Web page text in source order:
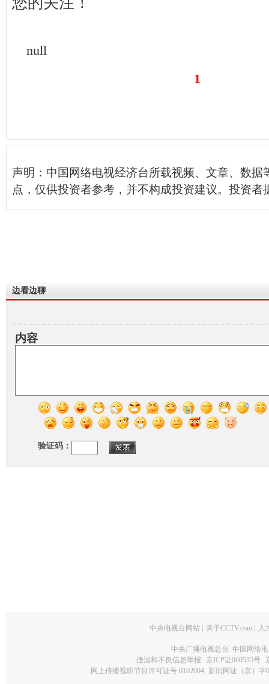
null
1
声明：中国网络电视经济台所载视频、文章、数据
点，仅供投资者参考，并不构成投资建议。投资者
边看边聊
内容
验证码：
中央电视台网站 关于CCTV.com 人
中央广播电视总台 中国网络
违法和不良信息举报
京ICP证060535号
网上传播视听节目许可证号 0102004 新出网证（京）